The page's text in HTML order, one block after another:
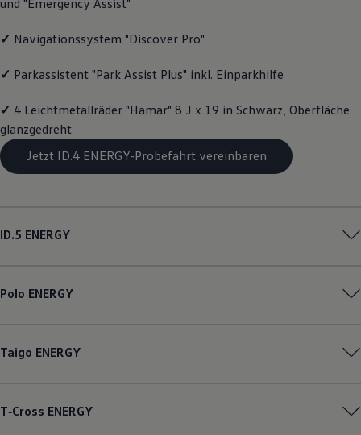
Motorenöl und Flüssigkeiten
Pannen- und Unfallhilfe
Volkswagen Teile
Schutz und Pflege
Entertainment und Elektronik
Individualisieren
Wallbox und Ladekabel
✓ Navigationssystem "Discover Pro"
✓ Parkassistent "Park Assist Plus" inkl. Einparkhilfe
✓ 4 Leichtmetallräder "Hamar" 8 J x 19 in Schwarz, Oberfläche
glanzgedreht
Jetzt ID.4 ENERGY-Probefahrt vereinbaren
ID.5 ENERGY
Polo ENERGY
Taigo ENERGY
T‑Cross ENERGY